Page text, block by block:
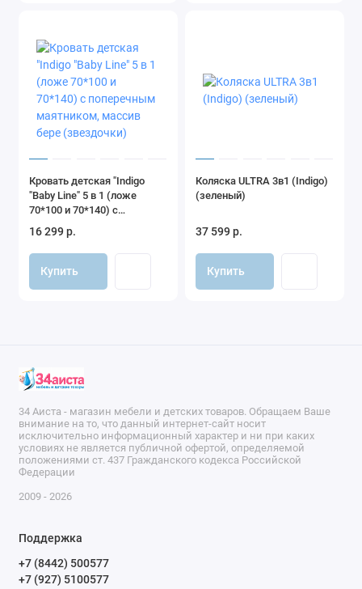
Кровать детская "Indigo
"Baby Line" 5 в 1 (ложе
70*100 и 70*140) с
поперечным маятником,
массив бере (звездочки)
16 299 р.
Купить
Коляска ULTRA 3в1 (Indigo)
(зеленый)
37 599 р.
Купить
34 Аиста - магазин мебели и детских товаров. Обращаем Ваше
внимание на то, что данный интернет-сайт носит
исключительно информационный характер и ни при каких
условиях не является публичной офертой, определяемой
положениями ст. 437 Гражданского кодекса Российской
Федерации
2009 - 2026
Поддержка
+7 (8442) 500577
+7 (927) 5100577